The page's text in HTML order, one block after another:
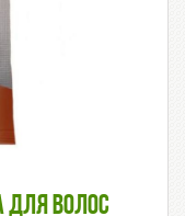
Для Волос